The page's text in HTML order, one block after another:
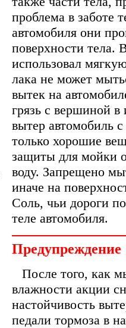
проблема в заботе
автомобиля они
поверхности тела.
использовал
лака не может
вытек на
грязь с вершиной
вытер автомобиль
только хорошие
защиты для мойки
воду. Запрещено
иначе на
Соль, чьи дороги
теле автомобиля.
Предупреждение
После того, как
влажности акции
настойчивость
педали тормоза в